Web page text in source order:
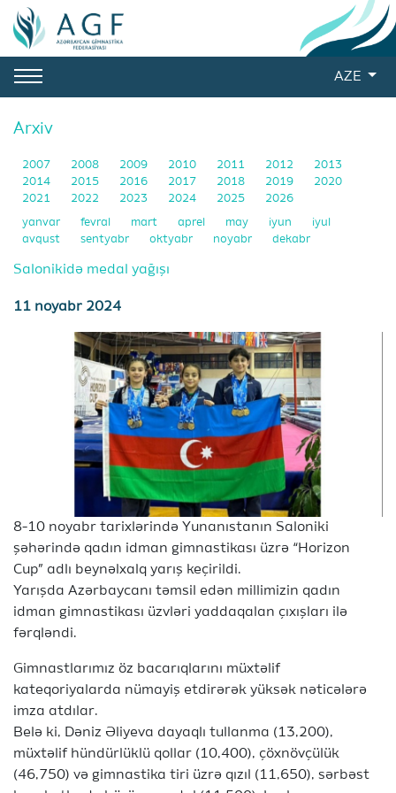
AZE
Arxiv
2007 2008 2009 2010 2011 2012
2013
2014
2015 2016 2017 2018 2019
2020
2021
2022 2023 2024 2025 2026
yanvar fevral mart aprel may iyun
iyul
avqust
sentyabr oktyabr noyabr dekabr
Salonikidə medal yağışı
11 noyabr 2024
8-10 noyabr tarixlərində Yunanıstanın Saloniki
şəhərində qadın idman gimnastikası üzrə “Horizon
Cup” adlı beynəlxalq yarış keçirildi.
Yarışda Azərbaycanı təmsil edən millimizin qadın
idman gimnastikası üzvləri yaddaqalan çıxışları ilə
fərqləndi.
Gimnastlarımız öz bacarıqlarını müxtəlif
kateqoriyalarda nümayiş etdirərək yüksək nəticələrə
imza atdılar.
Belə ki, Dəniz Əliyeva dayaqlı tullanma (13,200),
müxtəlif hündürlüklü qollar (10,400), çöxnövçülük
(46,750) və gimnastika tiri üzrə qızıl (11,650), sərbəst